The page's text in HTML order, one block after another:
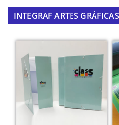
INTEGRAF ARTES GRÁFICAS